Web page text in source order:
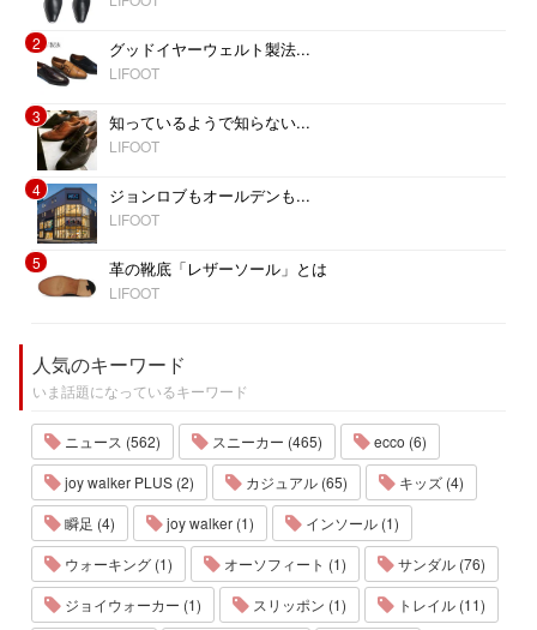
2 グッドイヤーウェルト製法...
LIFOOT
3 知っているようで知らない...
LIFOOT
4 ジョンロブもオールデンも...
LIFOOT
5 革の靴底「レザーソール」とは
LIFOOT
人気のキーワード
いま話題になっているキーワード
ニュース (562) スニーカー (465)
ecco (6)
joy walker PLUS (2)
カジュアル (65)
キッズ (4)
瞬足 (4)
joy walker (1)
インソール (1)
ウォーキング (1)
オーソフィート (1)
サンダル (76)
ジョイウォーカー (1)
スリッポン (1) トレイル (11)